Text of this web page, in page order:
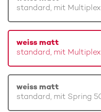
standard, mit Multiplex
weiss matt
standard, mit Multiplex
weiss matt
standard, mit Spring